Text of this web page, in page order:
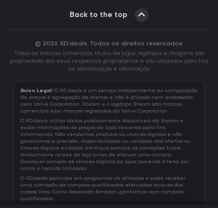
Back to the top
© 2026 XD.deals. Todos os direitos reservados.
Todas as marcas comerciais, títulos de jogos, logótipos e imagens são
propriedade dos seus respetivos proprietários e são utilizados para fins
de identificação e informação.
Aviso Legal: O XD.deals é um serviço independente de comparação
de preços e agregação de ofertas e não é afiliado nem endossado
pela Valve Corporation. Steam e o logótipo Steam são marcas
comerciais e/ou marcas registadas da Valve Corporation.
O XD.deals utiliza dados publicamente disponíveis da Steam e
exibe informações de preços de lojas terceiras para fins
informativos. Não vendemos produtos ou chaves digitais e não
garantimos a precisão, disponibilidade ou validade das ofertas ou
chaves digitais exibidas. Verifique sempre as condições finais
diretamente no site da loja antes de efetuar uma compra.
Qualquer compra de chaves digitais de lojas terceiras é feita por
conta e risco do Utilizador.
O XD.deals participa em programas de afiliados e pode receber
uma comissão de compras qualificadas efetuadas através dos
nossos links. Como Associado Amazon, ganhamos com compras
qualificadas.